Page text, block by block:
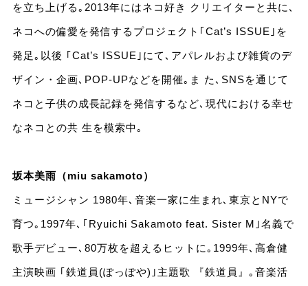
を立ち上げる｡2013年にはネコ好き クリエイターと共に､
ネコへの偏愛を発信するプロジェクト｢Cat’s ISSUE｣を
発足｡以後 ｢Cat’s ISSUE｣にて､アパレルおよび雑貨のデ
ザイン・企画､POP-UPなどを開催｡ま た､SNSを通じて
ネコと子供の成長記録を発信するなど､現代における幸せ
なネコとの共 生を模索中｡
坂本美雨（miu sakamoto）
ミュージシャン 1980年､音楽一家に生まれ､東京とNYで
育つ｡1997年､｢Ryuichi Sakamoto feat. Sister M｣名義で
歌手デビュー､80万枚を超えるヒットに｡1999年､高倉健
主演映画 ｢鉄道員(ぽっぽや)｣主題歌 『鉄道員』｡音楽活